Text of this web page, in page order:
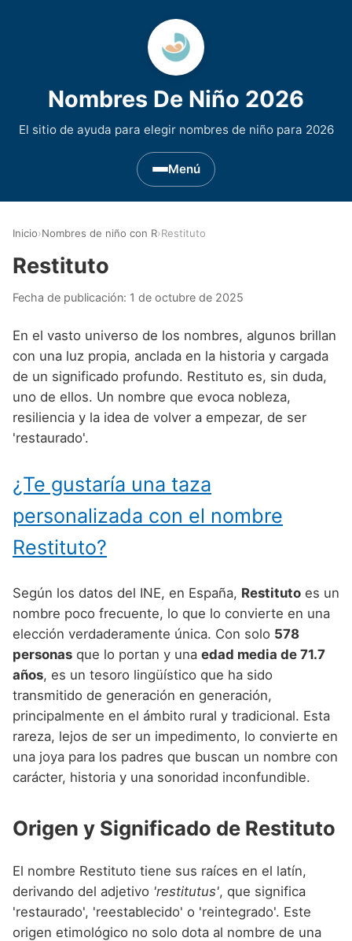
Nombres De Niño 2026
El sitio de ayuda para elegir nombres de niño para 2026
Menú
Nombres de niño que empiezan por D
Nombres de niño que empiezan por E
Nombres de niño que empiezan por F
Nombres de niño que empiezan por G
Nombres de niño que empiezan por I
Nombres de niño que empiezan por J
Nombres de niño que empiezan por K
Nombres de niño que empiezan por L
Nombres de niño que empiezan por M
Nombres de niño que empiezan por N
Nombres de niño que empiezan por O
Nombres de niño que empiezan por P
Nombres de niño que empiezan por Q
Nombres de niño que empiezan por R
Nombres de niño que empiezan por T
Nombres de niño que empiezan por U
Nombres de niño que empiezan por V
Nombres de niño que empiezan por W
Nombres de Niño Asturianos
Nombres de Niño Baleares
Nombres de Niño Canarios
Nombres de Niño Extremeños
Nombres de Niño Gallegos
Nombres de Niño Madrileños
Nombres de Niño Murcianos
Nombres de Niño Navarros
Nombres de Niño Riojanos
Nombres de Niño Valencianos
Nombres de Niño Vascos
Nombres de Niño Celtas
Nombres de Niño Egipcios
Nombres de Niño Griegos
Nombres de Niño Alemanes
Nombres de Niño Americanos
Nombres de Niño Arabes
Nombres de Niño Franceses
Nombres de Niño Hispanoamericanos
Nombres de Niño Japoneses
Nombres de Niño Judíos
Nombres de Niño Marroquíes
Nombres de Niño Portugueses
Nombres de Niño Rumanos
Nombres de Niño Rusos
Nombres de Niño Suecos
Buscar
Inicio›Nombres de niño con R›Restituto
Restituto
Fecha de publicación: 1 de octubre de 2025
En el vasto universo de los nombres, algunos brillan
con una luz propia, anclada en la historia y cargada
de un significado profundo. Restituto es, sin duda,
uno de ellos. Un nombre que evoca nobleza,
resiliencia y la idea de volver a empezar, de ser
'restaurado'.
¿Te gustaría una taza
personalizada con el nombre
Restituto?
Según los datos del INE, en España, Restituto es un
nombre poco frecuente, lo que lo convierte en una
elección verdaderamente única. Con solo 578
personas que lo portan y una edad media de 71.7
años, es un tesoro lingüístico que ha sido
transmitido de generación en generación,
principalmente en el ámbito rural y tradicional. Esta
rareza, lejos de ser un impedimento, lo convierte en
una joya para los padres que buscan un nombre con
carácter, historia y una sonoridad inconfundible.
Origen y Significado de Restituto
El nombre Restituto tiene sus raíces en el latín,
derivando del adjetivo 'restitutus', que significa
'restaurado', 'reestablecido' o 'reintegrado'. Este
origen etimológico no solo dota al nombre de una